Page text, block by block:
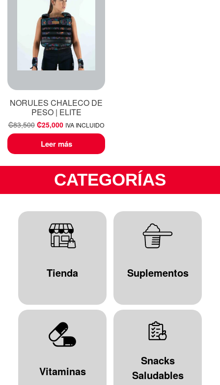
NORULES CHALECO DE
PESO | ELITE
₡83,500 ₡25,000 IVA INCLUIDO
Leer más
CATEGORÍAS
Tienda Suplementos
Vitaminas
Snacks
Saludables